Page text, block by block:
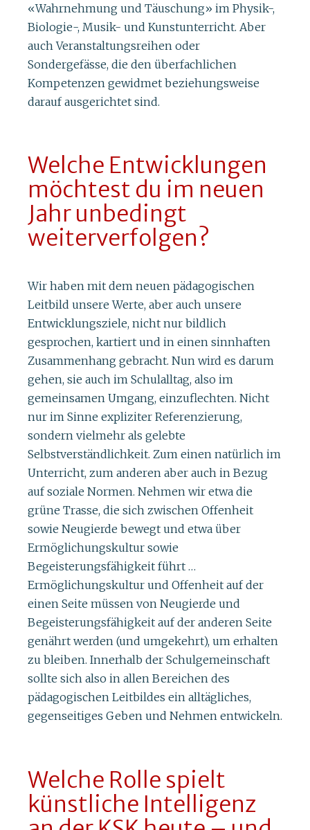
«Wahrnehmung und Täuschung» im Physik-,
Biologie-, Musik- und Kunstunterricht. Aber
auch Veranstaltungsreihen oder
Sondergefässe, die den überfachlichen
Kompetenzen gewidmet beziehungsweise
darauf ausgerichtet sind.
Welche Entwicklungen
möchtest du im neuen
Jahr unbedingt
weiterverfolgen?
Wir haben mit dem neuen pädagogischen
Leitbild unsere Werte, aber auch unsere
Entwicklungsziele, nicht nur bildlich
gesprochen, kartiert und in einen sinnhaften
Zusammenhang gebracht. Nun wird es darum
gehen, sie auch im Schulalltag, also im
gemeinsamen Umgang, einzuflechten. Nicht
nur im Sinne expliziter Referenzierung,
sondern vielmehr als gelebte
Selbstverständlichkeit. Zum einen natürlich im
Unterricht, zum anderen aber auch in Bezug
auf soziale Normen. Nehmen wir etwa die
grüne Trasse, die sich zwischen Offenheit
sowie Neugierde bewegt und etwa über
Ermöglichungskultur sowie
Begeisterungsfähigkeit führt …
Ermöglichungskultur und Offenheit auf der
einen Seite müssen von Neugierde und
Begeisterungsfähigkeit auf der anderen Seite
genährt werden (und umgekehrt), um erhalten
zu bleiben. Innerhalb der Schulgemeinschaft
sollte sich also in allen Bereichen des
pädagogischen Leitbildes ein alltägliches,
gegenseitiges Geben und Nehmen entwickeln.
Welche Rolle spielt
künstliche Intelligenz